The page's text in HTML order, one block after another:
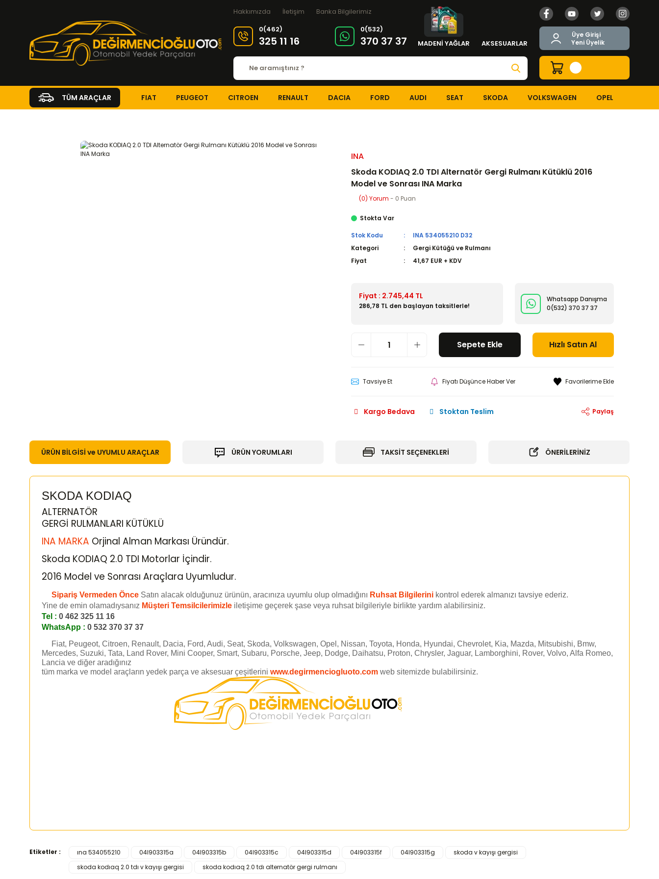
Hakkımızda İletişim
Banka Bilgilerimiz
0(462)
325 11 16
0(532)
370 37 37 MADENİ YAĞLAR AKSESUARLAR
Üye Girişi
Yeni Üyelik
TÜM ARAÇLAR FIAT PEUGEOT CITROEN RENAULT DACIA FORD AUDI SEAT SKODA VOLKSWAGEN OPEL
INA
Skoda KODIAQ 2.0 TDI Alternatör Gergi Rulmanı Kütüklü 2016
Model ve Sonrası INA Marka
(0) Yorum - 0 Puan
Stokta Var
Stok Kodu
INA 534055210 D32
Kategori
Gergi Kütüğü ve Rulmanı
Fiyat
41,67 EUR + KDV
Fiyat : 2.745,44 TL
286,78 TL den başlayan taksitlerle!
Whatsapp Danışma
0(532) 370 37 37
Sepete Ekle Hızlı Satın Al
Tavsiye Et Fiyatı Düşünce Haber Ver
Kargo Bedava Stoktan Teslim Paylaş
ÜRÜN BİLGİSİ ve UYUMLU ARAÇLAR ÜRÜN YORUMLARI TAKSİT SEÇENEKLERİ ÖNERİLERİNİZ
SKODA KODIAQ
ALTERNATÖR
GERGİ RULMANLARI KÜTÜKLÜ
INA MARKA Orjinal Alman Markası Üründür.
Skoda KODIAQ 2.0 TDI Motorlar İçindir.
2016 Model ve Sonrası Araçlara Uyumludur.
Sipariş Vermeden Önce Satın alacak olduğunuz ürünün, aracınıza uyumlu olup olmadığını Ruhsat Bilgilerini kontrol ederek almanızı tavsiye ederiz.
Yine de emin olamadıysanız Müşteri Temsilcilerimizle iletişime geçerek şase veya ruhsat bilgileriyle birlikte yardım alabilirsiniz.
Tel : 0 462 325 11 16
WhatsApp : 0 532 370 37 37
Fiat, Peugeot, Citroen, Renault, Dacia, Ford, Audi, Seat, Skoda, Volkswagen, Opel, Nissan, Toyota, Honda, Hyundai, Chevrolet, Kia, Mazda, Mitsubishi, Bmw,
Mercedes, Suzuki, Tata, Land Rover, Mini Cooper, Smart, Subaru, Porsche, Jeep, Dodge, Daihatsu, Proton, Chrysler, Jaguar, Lamborghini, Rover, Volvo, Alfa Romeo,
Lancia ve diğer aradığınız
tüm marka ve model araçların yedek parça ve aksesuar çeşitlerini www.degirmenciogluoto.com web sitemizde bulabilirsiniz.
Bu ürünün fiyat bilgisi, resim, ürün açıklamalarında ve diğer konularda yetersiz gördüğünüz noktaları öneri formunu kullanarak tarafımıza iletebilirsiniz.
Görüş ve önerileriniz için teşekkür ederiz.
Etiketler : ına 534055210 04l903315a 04l903315b 04l903315c 04l903315d 04l903315f 04l903315g
skoda v kayışı gergisi
skoda kodıaq 2.0 tdı v kayışı gergisi
skoda kodıaq 2.0 tdı alternatör gergi rulmanı